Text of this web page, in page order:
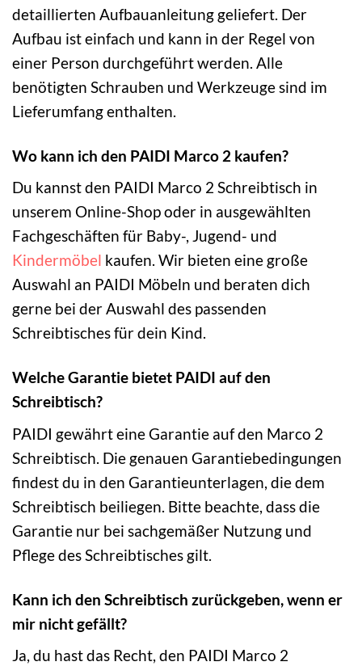
detaillierten Aufbauanleitung geliefert. Der
Aufbau ist einfach und kann in der Regel von
einer Person durchgeführt werden. Alle
benötigten Schrauben und Werkzeuge sind im
Lieferumfang enthalten.
Wo kann ich den PAIDI Marco 2 kaufen?
Du kannst den PAIDI Marco 2 Schreibtisch in
unserem Online-Shop oder in ausgewählten
Fachgeschäften für Baby-, Jugend- und
Kindermöbel kaufen. Wir bieten eine große
Auswahl an PAIDI Möbeln und beraten dich
gerne bei der Auswahl des passenden
Schreibtisches für dein Kind.
Welche Garantie bietet PAIDI auf den
Schreibtisch?
PAIDI gewährt eine Garantie auf den Marco 2
Schreibtisch. Die genauen Garantiebedingungen
findest du in den Garantieunterlagen, die dem
Schreibtisch beiliegen. Bitte beachte, dass die
Garantie nur bei sachgemäßer Nutzung und
Pflege des Schreibtisches gilt.
Kann ich den Schreibtisch zurückgeben, wenn er
mir nicht gefällt?
Ja, du hast das Recht, den PAIDI Marco 2